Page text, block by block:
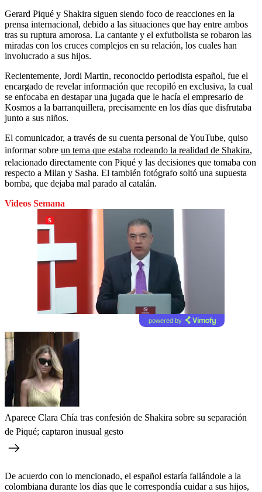
Gerard Piqué y Shakira siguen siendo foco de reacciones en la
prensa internacional, debido a las situaciones que hay entre ambos
tras su ruptura amorosa. La cantante y el exfutbolista se robaron las
miradas con los cruces complejos en su relación, los cuales han
involucrado a sus hijos.
Recientemente, Jordi Martin, reconocido periodista español, fue el
encargado de revelar información que recopiló en exclusiva, la cual
se enfocaba en destapar una jugada que le hacía el empresario de
Kosmos a la barranquillera, precisamente en los días que disfrutaba
junto a sus niños.
El comunicador, a través de su cuenta personal de YouTube, quiso
informar sobre un tema que estaba rodeando la realidad de Shakira,
relacionado directamente con Piqué y las decisiones que tomaba con
respecto a Milan y Sasha. El también fotógrafo soltó una supuesta
bomba, que dejaba mal parado al catalán.
Videos Semana
powered by
Aparece Clara Chía tras confesión de Shakira sobre su separación
de Piqué; captaron inusual gesto
De acuerdo con lo mencionado, el español estaría fallándole a la
colombiana durante los días que le correspondía cuidar a sus hijos,